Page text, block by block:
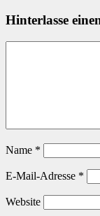
Hinterlasse
Name *
E-Mail-Adresse *
Website